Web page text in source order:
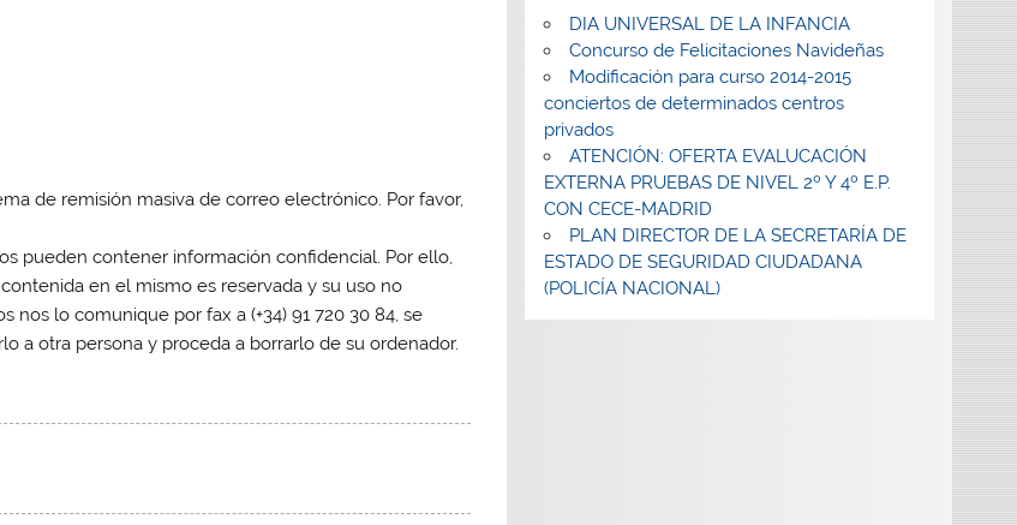
de remisión masiva de correo electrónico. Por favor,
pueden contener información confidencial. Por ello,
en el mismo es reservada y su uso no
lo comunique por fax a (+34) 91 720 30 84, se
a otra persona y proceda a borrarlo de su ordenador.
DIA UNIVERSAL DE LA INFANCIA
Concurso de Felicitaciones Navideñas
Modificación para curso 2014-2015
conciertos de determinados centros
privados
ATENCIÓN: OFERTA EVALUCACIÓN
EXTERNA PRUEBAS DE NIVEL 2º Y 4º E.P.
CON CECE-MADRID
PLAN DIRECTOR DE LA SECRETARÍA DE
ESTADO DE SEGURIDAD CIUDADANA
(POLICÍA NACIONAL)